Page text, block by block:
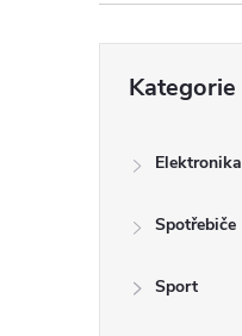
r
kategorie
Kategorie
Elektronika
Spotřebiče
Sport